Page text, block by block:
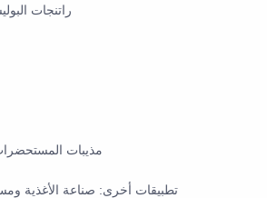
راتنجات
مذيبات المستحضرات
تطبيقات أخرى: صناعة الأغذية